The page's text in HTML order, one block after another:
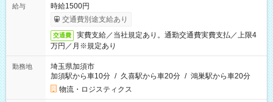
給与
時給1500円
交通費別途支給あり
交通費
実費支給／当社規定あり。通勤交通費実費支払／上限4
万円／月※規定あり
勤務地
埼玉県加須市
加須駅から車10分 / 久喜駅から車20分 / 鴻巣駅から車20分
物流・ロジスティクス